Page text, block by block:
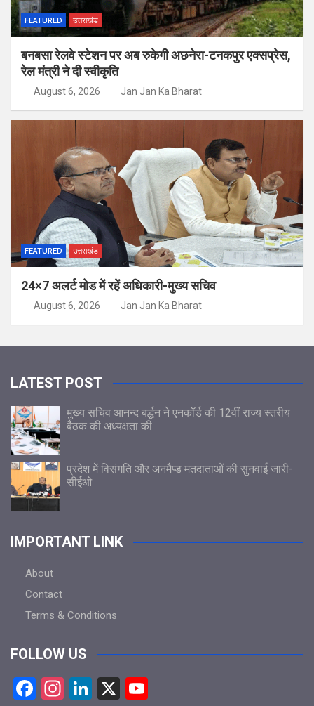
FEATURED उत्तराखंड
बनबसा रेलवे स्टेशन पर अब रुकेगी अछनेरा-टनकपुर एक्सप्रेस,
रेल मंत्री ने दी स्वीकृति
August 6, 2026 Jan Jan Ka Bharat
FEATURED उत्तराखंड
24×7 अलर्ट मोड में रहें अधिकारी-मुख्य सचिव
August 6, 2026 Jan Jan Ka Bharat
LATEST POST
मुख्य सचिव आनन्द बर्द्धन ने एनकॉर्ड की 12वीं राज्य स्तरीय
बैठक की अध्यक्षता की
प्रदेश में विसंगति और अनमैप्ड मतदाताओं की सुनवाई जारी-
सीईओ
IMPORTANT LINK
About
Contact
Terms & Conditions
FOLLOW US
F
In
Li
X